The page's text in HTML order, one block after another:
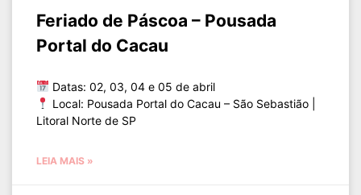
Feriado de Páscoa – Pousada
Portal do Cacau
Datas: 02, 03, 04 e 05 de abril
Local: Pousada Portal do Cacau – São Sebastião |
Litoral Norte de SP
LEIA MAIS »